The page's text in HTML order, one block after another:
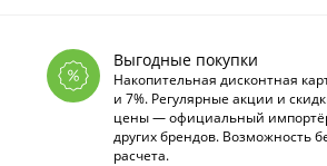
Выгодные покупки
Накопительная дисконтная
и 7%. Регулярные акции и
цены — официальный
других брендов. Возможность
расчета.